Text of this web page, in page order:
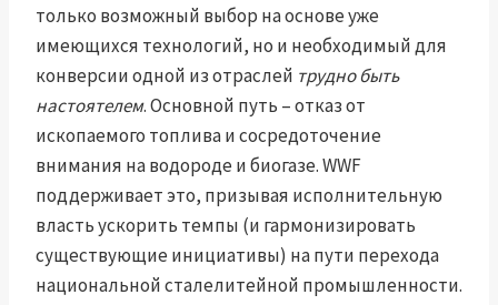
только возможный выбор на основе уже
имеющихся технологий, но и необходимый для
конверсии одной из отраслей трудно быть
настоятелем. Основной путь – отказ от
ископаемого топлива и сосредоточение
внимания на водороде и биогазе. WWF
поддерживает это, призывая исполнительную
власть ускорить темпы (и гармонизировать
существующие инициативы) на пути перехода
национальной сталелитейной промышленности.